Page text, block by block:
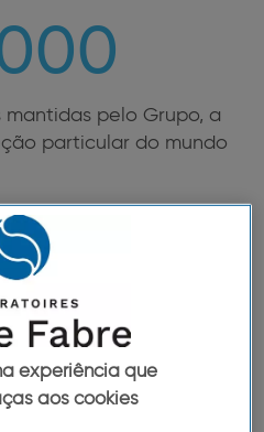
pelo Grupo, a
particular do mundo
são obtidos por
ativos são
natural
experiência que
aos cookies